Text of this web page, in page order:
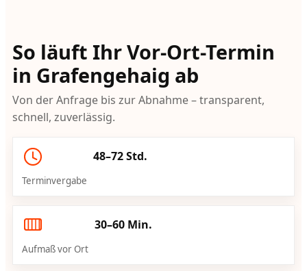
So läuft Ihr Vor-Ort-Termin
in Grafengehaig ab
Von der Anfrage bis zur Abnahme – transparent,
schnell, zuverlässig.
48–72 Std.
Terminvergabe
30–60 Min.
Aufmaß vor Ort